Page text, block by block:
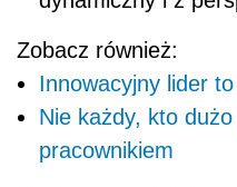
Zobacz również:
Innowacyjny lider
Nie każdy, kto
pracownikiem